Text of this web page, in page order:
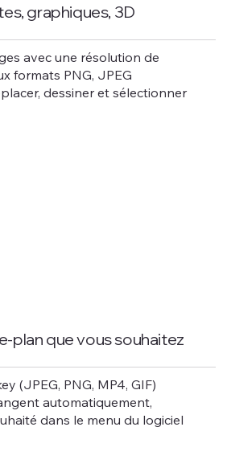
graphiques, 3D
avec une résolution de
formats PNG, JPEG
dessiner et sélectionner
plan que vous souhaitez
(JPEG, PNG, MP4, GIF)
automatiquement,
dans le menu du logiciel